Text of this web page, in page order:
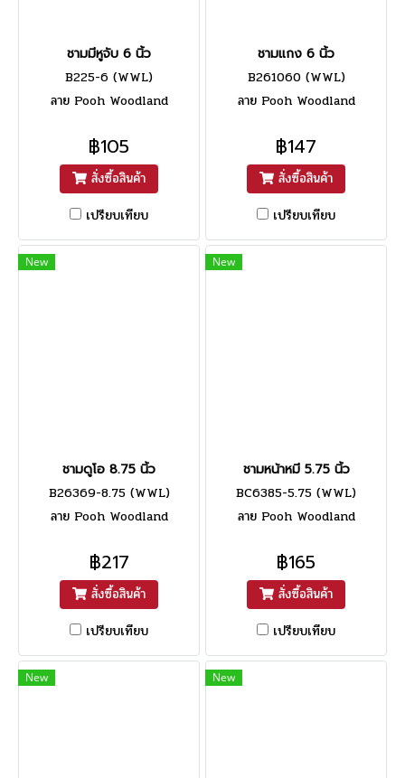
ชามมีหูจับ 6 นิ้ว
B225-6 (WWL)
ลาย Pooh Woodland
฿105
สั่งซื้อสินค้า
เปรียบเทียบ
ชามแกง 6 นิ้ว
B261060 (WWL)
ลาย Pooh Woodland
฿147
สั่งซื้อสินค้า
เปรียบเทียบ
New
ชามดูโอ 8.75 นิ้ว
B26369-8.75 (WWL)
ลาย Pooh Woodland
฿217
สั่งซื้อสินค้า
เปรียบเทียบ
New
ชามหน้าหมี 5.75 นิ้ว
BC6385-5.75 (WWL)
ลาย Pooh Woodland
฿165
สั่งซื้อสินค้า
เปรียบเทียบ
New New